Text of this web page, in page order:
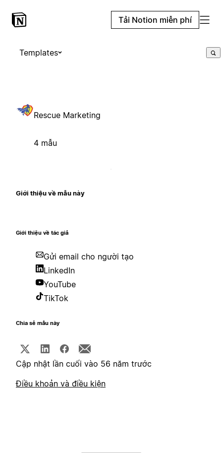
Tải Notion miễn phí
Templates
Rescue Marketing
4 mẫu
Giới thiệu về mẫu này
Giới thiệu về tác giả
Gửi email cho người tạo
LinkedIn
YouTube
TikTok
Chia sẻ mẫu này
Cập nhật lần cuối vào 56 năm trước
Điều khoản và điều kiện